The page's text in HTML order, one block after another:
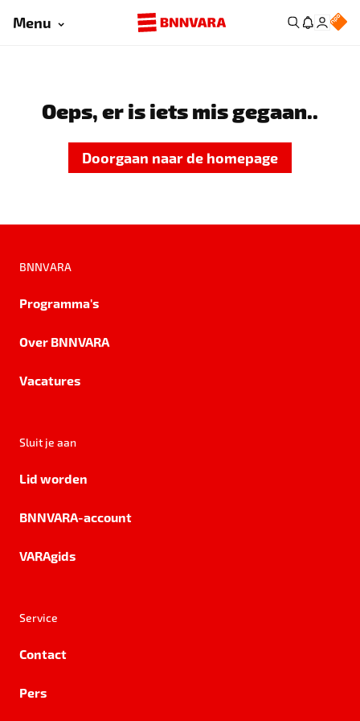
Menu
Oeps, er is iets mis gegaan..
Doorgaan naar de homepage
BNNVARA
Programma's
Over BNNVARA
Vacatures
Sluit je aan
Lid worden
BNNVARA-account
VARAgids
Service
Contact
Pers